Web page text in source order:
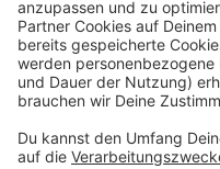
stärkere
Behandlungen
grundsätzlich bleiben.
Anzeige